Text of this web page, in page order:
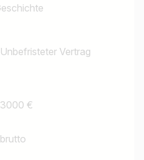
Unbefristeter Vertrag
3000 €
brutto